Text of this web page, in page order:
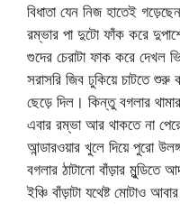
বিধাতা যেন নিজ হাতেই
রম্ভার পা দুটো ফাঁক করে
গুদের চেরাটা ফাক করে
সরাসরি জিব ঢুকিয়ে চাটতে
ছেড়ে দিল। কিন্তু বগলার
এবার রম্ভা আর থাকতে না
আন্ডারওয়ার খুলে দিয়ে পুরো
বগলার ঠাটানো বাঁড়ার
ইঞ্চি বাঁড়াটা যথেষ্ট মোটাও